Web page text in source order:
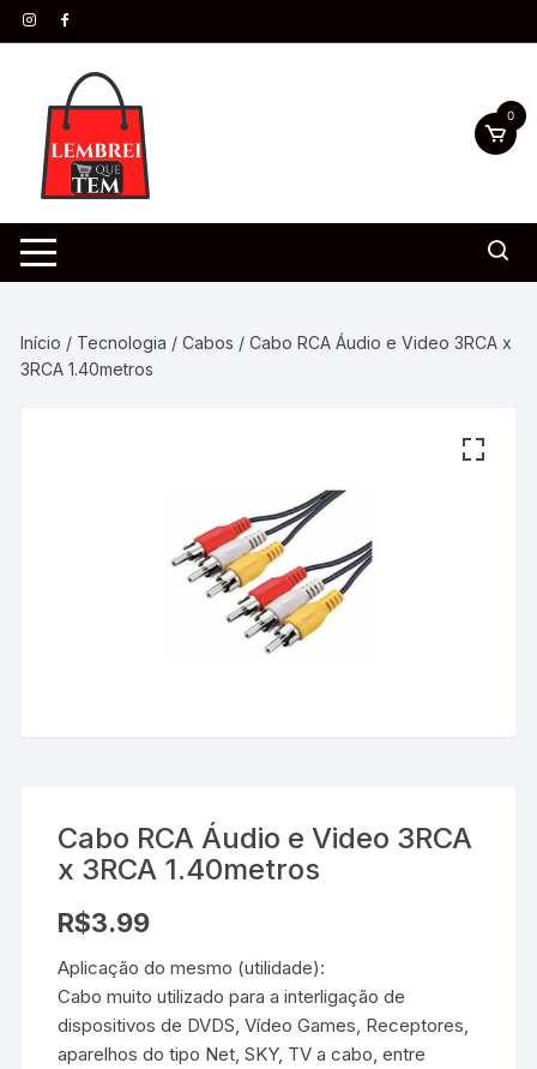
0
Início / Tecnologia /Cabos / Cabo RCA Áudio e Video 3RCA x
3RCA 1.40metros
Cabo RCA Áudio e Video 3RCA
x 3RCA 1.40metros
R$3.99
Aplicação do mesmo (utilidade):
Cabo muito utilizado para a interligação de
dispositivos de DVDS, Vídeo Games, Receptores,
aparelhos do tipo Net, SKY, TV a cabo, entre